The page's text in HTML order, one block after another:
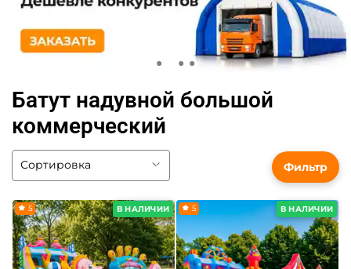
Батут надувной большой
коммерческий
В НАЛИЧИИ
5 В НАЛИЧИИ
5
Фильтр